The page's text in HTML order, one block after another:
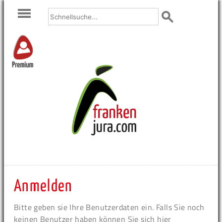
Premium
Anmelden
Bitte geben sie Ihre Benutzerdaten ein. Falls Sie noch
keinen Benutzer haben können Sie sich hier